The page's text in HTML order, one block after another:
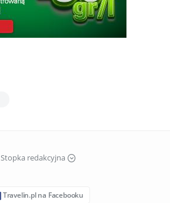
Stopka redakcyjna
Travelin.pl na Facebooku